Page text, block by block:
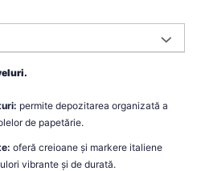
permite depozitarea organizată a
de papetărie.
oferă creioane și markere italiene
vibrante și de durată.